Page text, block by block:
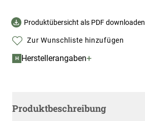
Produktübersicht als PDF downloaden
Zur Wunschliste hinzufügen
H Herstellerangaben+
Produktbeschreibung